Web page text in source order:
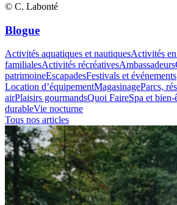
© C. Labonté
Blogue
Activités aquatiques et nautiquesActivités
familialesActivités récréativesAmbassadeurs
patrimoineEscapadesFestivals et événements
Location d’équipementMagasinageParcs,
airPlaisirs gourmandsQuoi FaireSpa et bien-
durableVie nocturne
Tous nos articles